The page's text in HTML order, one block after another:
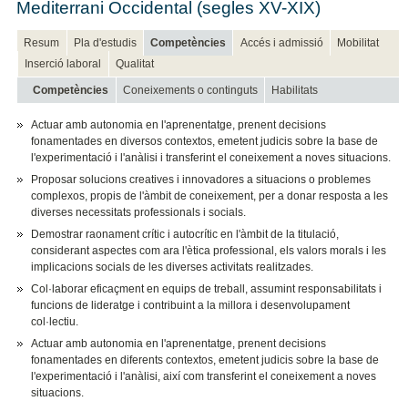
Mediterrani Occidental (segles XV-XIX)
Resum Pla d'estudis Competències Accés i admissió
Mobilitat
Inserció laboral
Qualitat
Competències Coneixements o continguts Habilitats
Actuar amb autonomia en l'aprenentatge, prenent decisions
fonamentades en diversos contextos, emetent judicis sobre la base de
l'experimentació i l'anàlisi i transferint el coneixement a noves situacions.
Proposar solucions creatives i innovadores a situacions o problemes
complexos, propis de l'àmbit de coneixement, per a donar resposta a les
diverses necessitats professionals i socials.
Demostrar raonament crític i autocrític en l'àmbit de la titulació,
considerant aspectes com ara l'ètica professional, els valors morals i les
implicacions socials de les diverses activitats realitzades.
Col·laborar eficaçment en equips de treball, assumint responsabilitats i
funcions de lideratge i contribuint a la millora i desenvolupament
col·lectiu.
Actuar amb autonomia en l'aprenentatge, prenent decisions
fonamentades en diferents contextos, emetent judicis sobre la base de
l'experimentació i l'anàlisi, així com transferint el coneixement a noves
situacions.